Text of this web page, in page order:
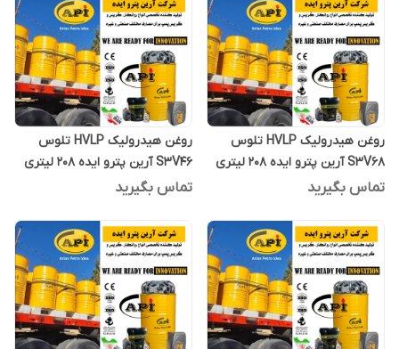
روغن هیدرولیک HVLP تلوس
S3V68 آرین پترو ایده 208 لیتری
تماس بگیرید
روغن هیدرولیک HVLP تلوس
S3V46 آرین پترو ایده 208 لیتری
تماس بگیرید